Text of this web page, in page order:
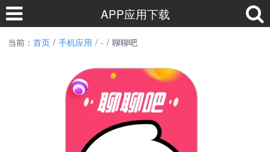
APP应用下载
当前： 首页/ 手机应用 / - / 聊聊吧